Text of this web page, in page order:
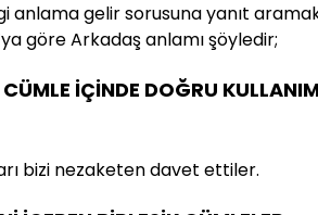
anlama gelir sorusuna yanıt
göre Arkadaş anlamı şöyledir;
İÇİNDE DOĞRU
bizi nezaketen davet ettiler.